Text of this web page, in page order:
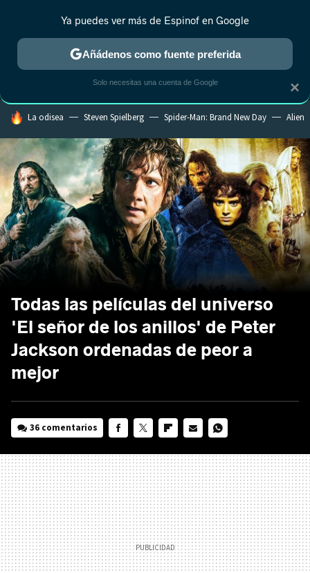
MENÚ NUEVO
ESTRENOS REALITY ANIME RANKINGS CINE
HOY SE HABLA DE
La odisea Steven Spielberg Spider-Man: Brand New Day Alien
Todas las películas del universo
'El señor de los anillos' de Peter
Jackson ordenadas de peor a
mejor
36 comentarios
MAIL
×
Ya puedes ver más de Espinof en Google
Añádenos como fuente preferida
Solo necesitas una cuenta de Google